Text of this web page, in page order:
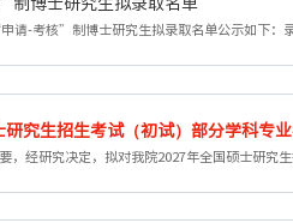
究生招生考试（初试）部分学科专